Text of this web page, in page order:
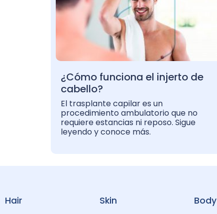
¿Cómo funciona el injerto de
cabello?
El trasplante capilar es un
procedimiento ambulatorio que no
requiere estancias ni reposo. Sigue
leyendo y conoce más.
Hair Skin Body